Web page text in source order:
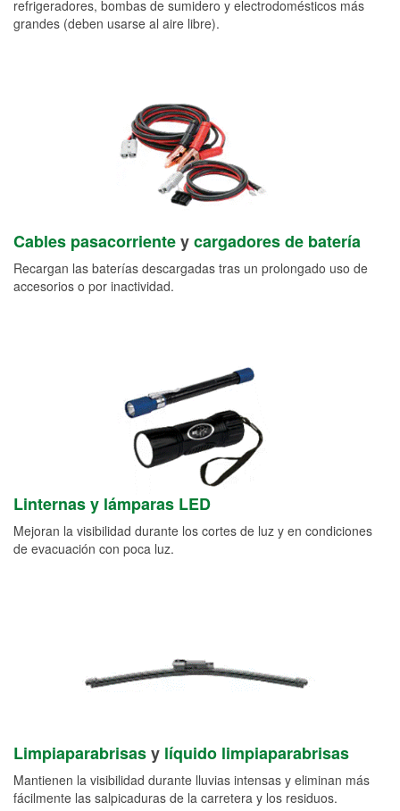
refrigeradores, bombas de sumidero y electrodomésticos más
grandes (deben usarse al aire libre).
Cables pasacorrienteycargadores de batería
Recargan las baterías descargadas tras un prolongado uso de
accesorios o por inactividad.
Linternas y lámparas LED
Mejoran la visibilidad durante los cortes de luz y en condiciones
de evacuación con poca luz.
Limpiaparabrisasy líquido limpiaparabrisas
Mantienen la visibilidad durante lluvias intensas y eliminan más
fácilmente las salpicaduras de la carretera y los residuos.